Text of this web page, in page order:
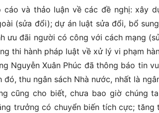
và thảo luận về các đề nghị: xây
(sửa đổi); dự án luật sửa đổi, bổ
ưu đãi người có công với cách mạng
thi hành pháp luật về xử lý vi phạm
Nguyễn Xuân Phúc đã thông báo tin
đó, thu ngân sách Nhà nước, nhất là
cũng cho biết, chưa bao giờ chúng
trưởng có chuyển biến tích cực;